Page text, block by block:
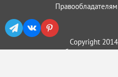
Правообладателям
Copyright
бумажного